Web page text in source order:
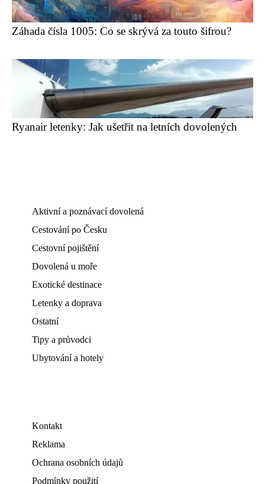
Záhada čísla 1005: Co se skrývá za touto šifrou?
Ryanair letenky: Jak ušetřit na letních dovolených
Aktivní a poznávací dovolená
Cestování po Česku
Cestovní pojištění
Dovolená u moře
Exotické destinace
Letenky a doprava
Ostatní
Tipy a průvodci
Ubytování a hotely
Kontakt
Reklama
Ochrana osobních údajů
Podmínky použití